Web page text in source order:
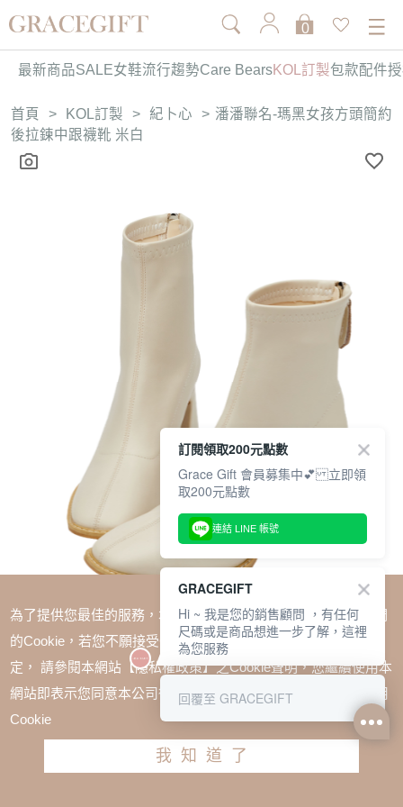
0
最新商品SALE女鞋流行趨勢Care BearsKOL訂製包款配件
首頁 > KOL訂製 > 紀卜心 > 潘潘聯名-瑪黑女孩方頭簡約
後拉鍊中跟襪靴 米白
潘潘聯名-瑪黑女孩方頭簡約後拉鍊中跟襪靴 米白
為了提供您最佳的服務，本網站會在您的電腦中放置並取用我們
的Cookie，若您不願接受Cookie時應如何變更電腦的Cookie設
定， 請參閱本網站【隱私權政策】之Cookie聲明，您繼續使用本
網站即表示您同意本公司得按本網站使用條款之Cookie聲明使用
Cookie
我知道了
訂閱領取200元點數
Grace Gift 會員募集中💕 立即領
取200元點數
連結 LINE 帳號
GRACEGIFT
Hi ~ 我是您的銷售顧問 ，有任何
尺碼或是商品想進一步了解，這裡
為您服務
回覆至 GRACEGIFT